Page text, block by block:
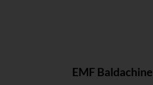
EMF Baldachine